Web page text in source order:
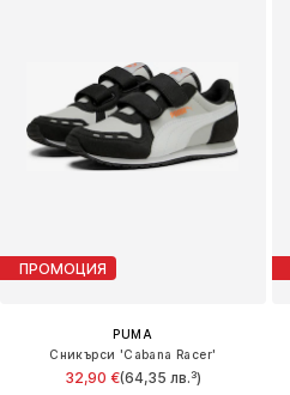
ПРОМОЦИЯ
PUMA
Сникърси 'Cabana Racer'
32,90 €(64,35 лв.³)